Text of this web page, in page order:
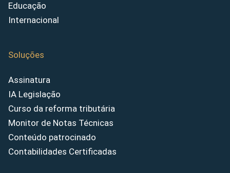
Educação
Internacional
Soluções
Assinatura
IA Legislação
Curso da reforma tributária
Monitor de Notas Técnicas
Conteúdo patrocinado
Contabilidades Certificadas